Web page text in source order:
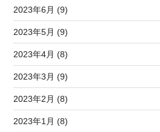
2023年6月 (9)
2023年5月 (9)
2023年4月 (8)
2023年3月 (9)
2023年2月 (8)
2023年1月 (8)